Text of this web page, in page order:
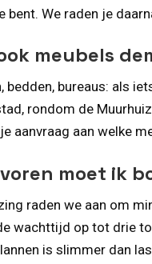
bent. We raden je
meubels
bedden, bureaus: als
rondom de
aanvraag aan welke
moet ik
raden we aan om
wachttijd op tot drie
is slimmer dan